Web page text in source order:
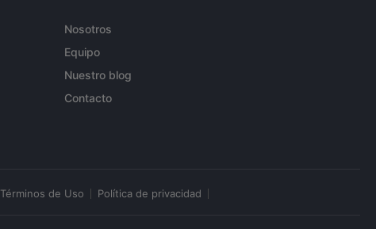
Nosotros
Equipo
Nuestro blog
Contacto
Términos de Uso Política de privacidad